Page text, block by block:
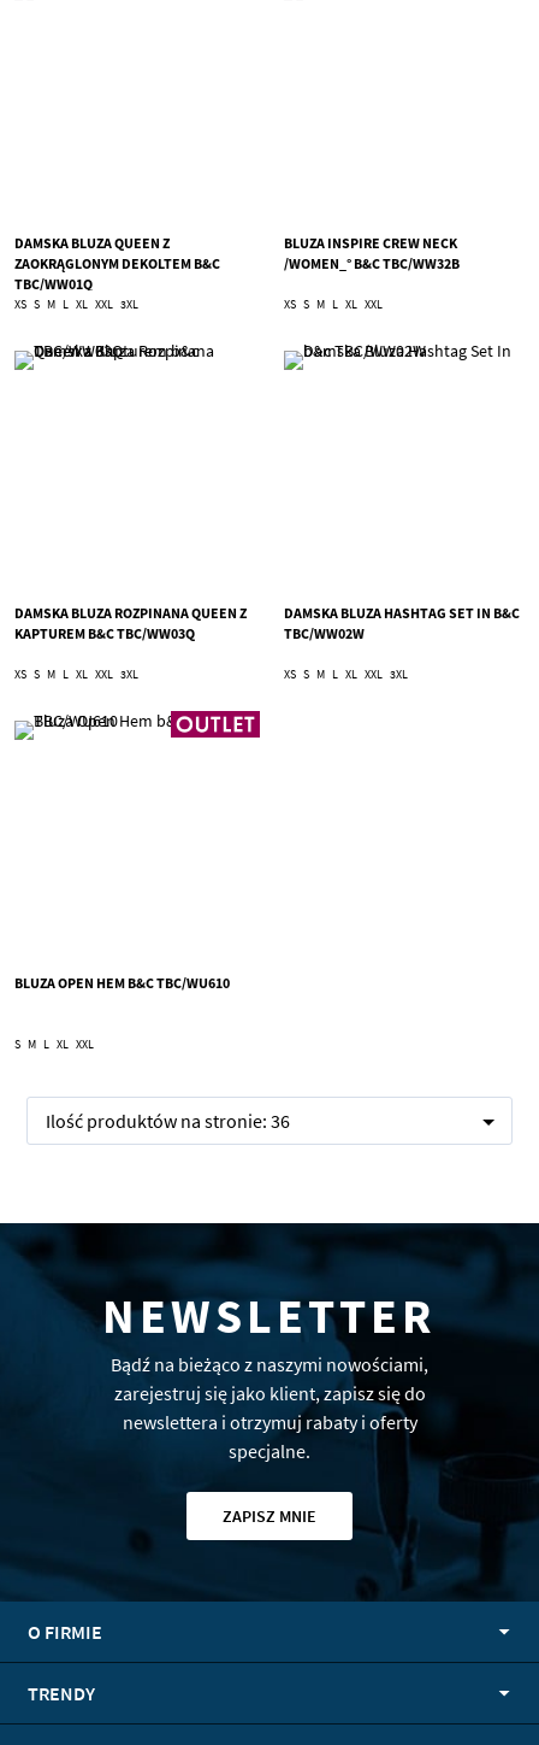
DAMSKA BLUZA QUEEN Z
ZAOKRĄGLONYM DEKOLTEM B&C
TBC/WW01Q
XS S M L XL XXL 3XL
BLUZA INSPIRE CREW NECK
/WOMEN_° B&C TBC/WW32B
XS S M L XL XXL
DAMSKA BLUZA ROZPINANA QUEEN Z
KAPTUREM B&C TBC/WW03Q
XS S M L XL XXL 3XL
DAMSKA BLUZA HASHTAG SET IN B&C
TBC/WW02W
XS S M L XL XXL 3XL
BLUZA OPEN HEM B&C TBC/WU610
S M L XL XXL
Ilość produktów na stronie: 36
NEWSLETTER
Bądź na bieżąco z naszymi nowościami,
zarejestruj się jako klient, zapisz się do
newslettera i otrzymuj rabaty i oferty
specjalne.
ZAPISZ MNIE
O FIRMIE
TRENDY